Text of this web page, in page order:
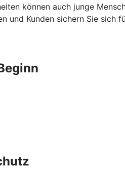
können auch junge
und Kunden sichern Sie sich